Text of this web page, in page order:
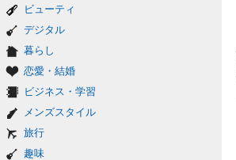
ビューティ
デジタル
暮らし
恋愛・結婚
ビジネス・学習
メンズスタイル
旅行
趣味